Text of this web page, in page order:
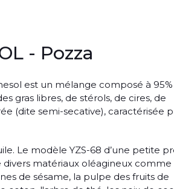
- Pozza
est un mélange composé à
gras libres, de stérols, de cires, de
(dite semi-secative), caractérisée
Le modèle YZS-68 d’une petite
matériaux oléagineux comme
de sésame, la pulpe des fruits de